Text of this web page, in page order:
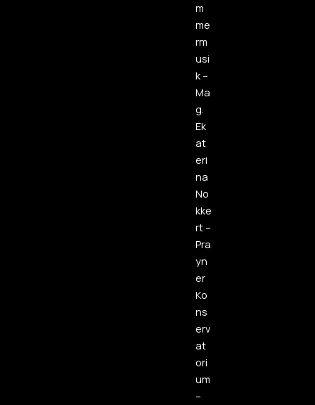
m
me
rm
usi
k –
Ma
g.
Ek
at
eri
na
No
kke
rt –
Pra
yn
er
Ko
ns
erv
at
ori
um
–